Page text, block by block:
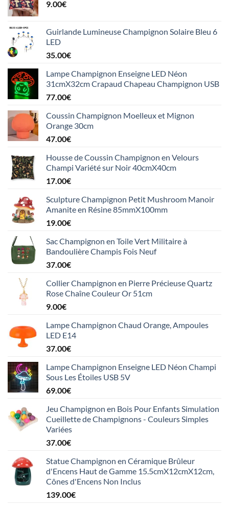
9.00€
Guirlande Lumineuse Champignon Solaire Bleu 6
LED
35.00€
Lampe Champignon Enseigne LED Néon
31cmX32cm Crapaud Chapeau Champignon USB
77.00€
Coussin Champignon Moelleux et Mignon
Orange 30cm
47.00€
Housse de Coussin Champignon en Velours
Champi Variété sur Noir 40cmX40cm
17.00€
Sculpture Champignon Petit Mushroom Manoir
Amanite en Résine 85mmX100mm
19.00€
Sac Champignon en Toile Vert Militaire à
Bandoulière Champis Fois Neuf
37.00€
Collier Champignon en Pierre Précieuse Quartz
Rose Chaîne Couleur Or 51cm
9.00€
Lampe Champignon Chaud Orange, Ampoules
LED E14
37.00€
Lampe Champignon Enseigne LED Néon Champi
Sous Les Étoiles USB 5V
69.00€
Jeu Champignon en Bois Pour Enfants Simulation
Cueillette de Champignons - Couleurs Simples
Variées
37.00€
Statue Champignon en Céramique Brûleur
d'Encens Haut de Gamme 15.5cmX12cmX12cm,
Cônes d'Encens Non Inclus
139.00€